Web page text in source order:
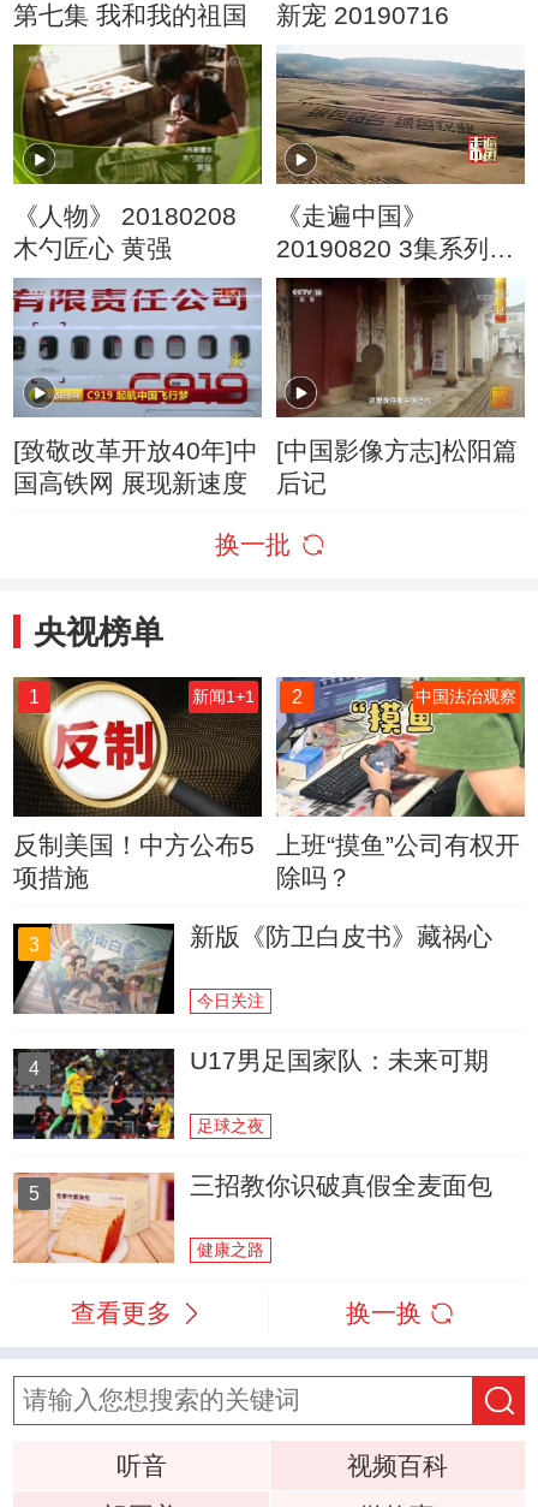
第七集 我和我的祖国
新宠 20190716
《人物》 20180208
木勺匠心 黄强
《走遍中国》
20190820 3集系列片
《天山脚下筑粮仓》
（2） 智创赢丰收
[致敬改革开放40年]中
国高铁网 展现新速度
[中国影像方志]松阳篇
后记
换一批
央视榜单
1 新闻1+1
反制美国！中方公布5
项措施
2 中国法治观察
上班“摸鱼”公司有权开
除吗？
3 新版《防卫白皮书》藏祸心
今日关注
4 U17男足国家队：未来可期
足球之夜
5 三招教你识破真假全麦面包
健康之路
查看更多 换一换
听音
视频百科